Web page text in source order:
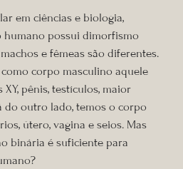
em ciências e biologia,
possui dimorfismo
e fêmeas são diferentes.
corpo masculino aquele
pênis, testículos, maior
do outro lado, temos o corpo
útero, vagina e seios. Mas
binária é suficiente para